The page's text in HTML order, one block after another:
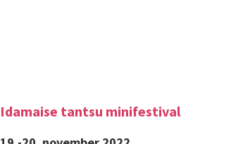
Idamaise tantsu minifestival